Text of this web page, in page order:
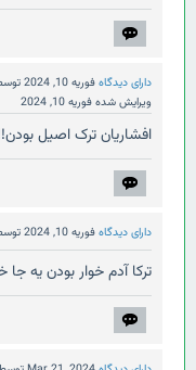
دارای دیدگاهفوریه 10, 2024
ویرایش شدهفوریه 10, 2024
افشاریان ترک اصیل
دارای دیدگاهفوریه 10, 2024
ترکا آدم خوار بودن یه